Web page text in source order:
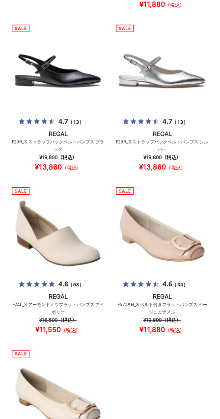
¥11,880 （税込）
4.7（13）
REGAL
F29R_S ストラップバックベルトパンプス ブラ
ック
¥19,800（税込）
¥13,860（税込）
4.7（13）
REGAL
F29R_S ストラップバックベルトパンプス シル
バー
¥19,800（税込）
¥13,860（税込）
4.8（68）
REGAL
F24L_S アーモンドトウフラットパンプス アイ
ボリー
¥16,500（税込）
¥11,550 （税込）
4.6（34）
REGAL
F67QAH_S ベルト付きフラットパンプス ベー
ジュエナメル
¥19,800（税込）
¥11,880 （税込）